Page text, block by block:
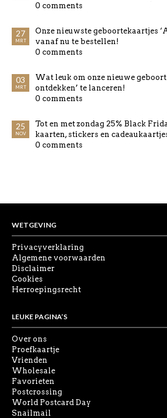
0 comments
27
MRT
Onze nieuwste geboortekaartjes
vanaf nu te bestellen!
0 comments
03
MRT
Wat leuk om onze nieuwe
ontdekken’ te lanceren!
0 comments
25
NOV
Tot en met zondag 25% Black
kaarten, stickers en
0 comments
WETGEVING
Privacyverklaring
Algemene voorwaarden
Disclaimer
Cookies
Herroepingsrecht
LEUKE PAGINA’S
Over ons
Proefkaartje
Vrienden
Wholesale
Favorieten
Postcrossing
World Postcard Day
Snailmail